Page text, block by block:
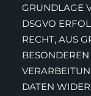
GRUNDLAGE
DSGVO
RECHT, AUS
DATEN